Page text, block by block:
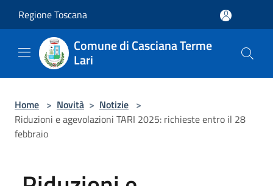
Regione Toscana
Comune di Casciana Terme
Lari
Home > Novità > Notizie >
Riduzioni e agevolazioni TARI 2025: richieste entro il 28
febbraio